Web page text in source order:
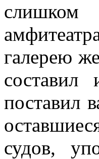
слишком
галерею
составил
поставил
судов,